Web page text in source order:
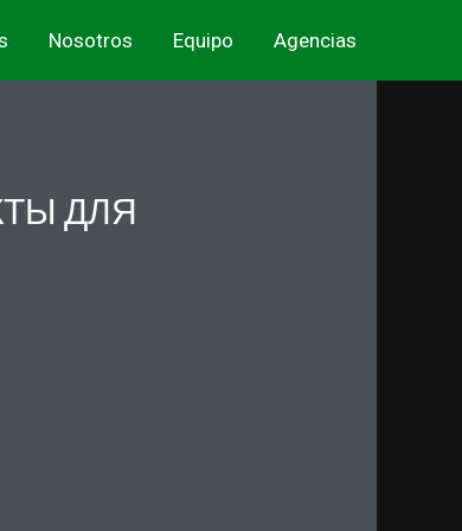
Nosotros Equipo Agencias
ДЛЯ